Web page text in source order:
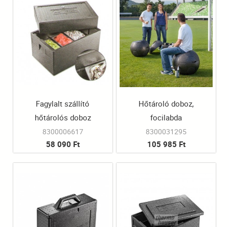
Fagylalt szállító
hőtárolós doboz
8300006617
58 090 Ft
Hőtároló doboz,
focilabda
8300031295
105 985 Ft